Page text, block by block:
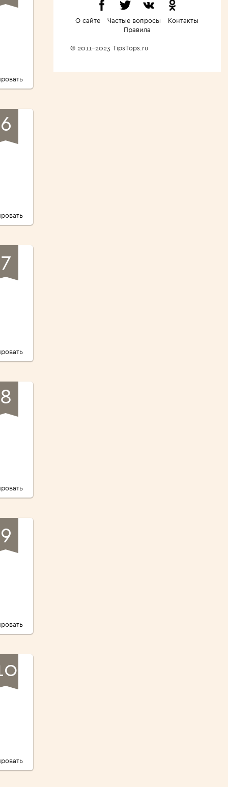
6
7
8
9
О сайте Частые вопросы
Контакты
Правила
© 2011-2023 TipsTops.ru